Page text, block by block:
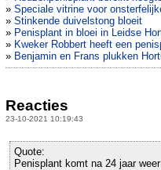
» Speciale vitrine voor
» Stinkende duivelstong bloeit
» Penisplant in bloei in Leidse
» Kweker Robbert heeft een
» Benjamin en Frans plukken
Reacties
23-10-2021 10:19:43
Quote:
Penisplant komt na 24 jaar